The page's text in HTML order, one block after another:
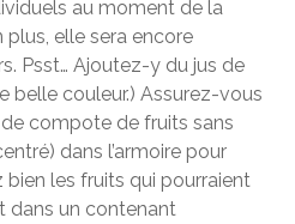
au moment de la
plus, elle sera encore
Psst… Ajoutez-y du jus de
belle couleur.) Assurez-vous
compote de fruits sans
dans l’armoire pour
les fruits qui pourraient
dans un contenant